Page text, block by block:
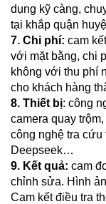
dụng kỹ càng,
tại khắp quận
7. Chi phí: cam
với mặt bằng, chi
không với thu phí
cho khách hàng
8. Thiết bị: công
camera quay
công nghệ tra cứu
Deepseek…
9. Kết quả: cam
chỉnh sửa. Hình
Cam kết điều tra